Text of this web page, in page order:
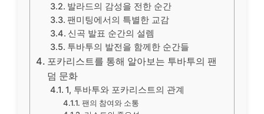
발라드의 감성을 전한 순간
팬미팅에서의 특별한 교감
신곡 발표 순간의 설렘
투바투의 발전을 함께한 순간들
포카리스트를 통해 알아보는 투바투의 팬
덤 문화
1, 투바투와 포카리스트의 관계
팬의 참여와 소통